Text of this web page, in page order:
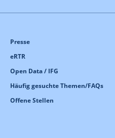
Presse
eRTR
Open Data / IFG
Häufig gesuchte Themen/FAQs
Offene Stellen